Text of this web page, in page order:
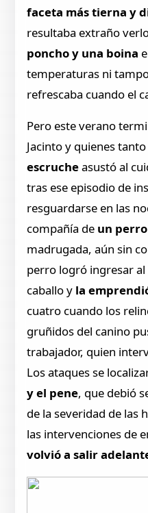
faceta más tierna y
resultaba extraño
poncho y una boina
temperaturas ni
refrescaba cuando el
Pero este verano
Jacinto y quienes
escrucheasustó al
tras ese episodio de
resguardarse en las
compañía de un
madrugada, aún sin
perro logró ingresar
caballo y la
cuatro cuando los
gruñidos del canino
trabajador, quien
Los ataques se
y el pene, que debió
de la severidad de las
las intervenciones de
volvió a salir